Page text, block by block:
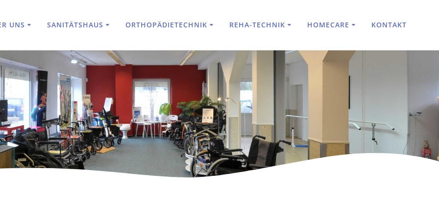
UNS SANITÄTSHAUS ORTHOPÄDIETECHNIK REHA-TECHNIK HOMECARE KONTAKT